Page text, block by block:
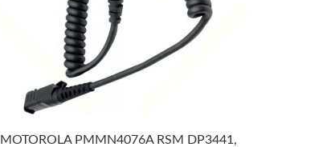
MOTOROLA PMMN4076A RSM DP3441,